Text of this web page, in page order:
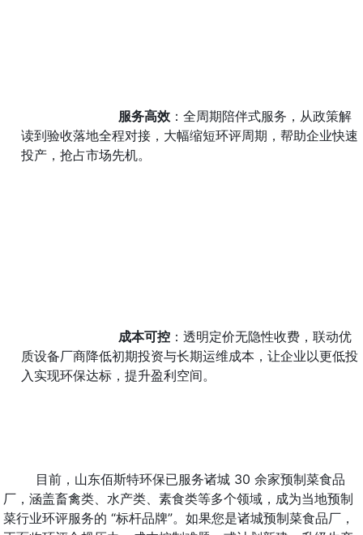
服务高效 ：全周期陪伴式服务，从政策解
读到验收落地全程对接，大幅缩短环评周期，帮助企业快速
投产，抢占市场先机。
成本可控 ：透明定价无隐性收费，联动优
质设备厂商降低初期投资与长期运维成本，让企业以更低投
入实现环保达标，提升盈利空间。
目前，山东佰斯特环保已服务诸城 30 余家预制菜食品
厂，涵盖畜禽类、水产类、素食类等多个领域，成为当地预制
菜行业环评服务的 “标杆品牌”。如果您是诸城预制菜食品厂，